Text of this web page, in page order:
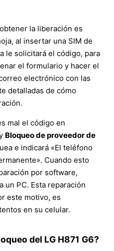
la liberación es
al insertar una SIM de
le solicitará el código, para
el formulario y hacer el
electrónico con las
detalladas de cómo
mal el código en
Bloqueo de proveedor de
e indicará «El teléfono
Cuando esto
por software,
un PC. Esta reparación
este motivo, es
en su celular.
del LG H871 G6?